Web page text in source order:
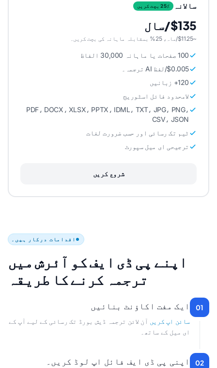
سالانہ 25٪ بچت کریں
$135/سال
~$11.25/ماہ، 25% بمقابلہ ماہانہ کی بچت کریں۔
100 صفحات یا ماہانہ 30,000 الفاظ
$0.005/لفظ AI ترجمہ۔
120+ زبانیں
لامحدود فائل اسٹوریج
PDF، DOCX، XLSX، PPTX، IDML، TXT، JPG، PNG،
CSV، JSON
ٹیم تک رسائی اور حسب ضرورت لغات
ترجیحی ای میل سپورٹ
شروع کریں
اقدامات درکار ہیں۔
اپنے پی ڈی ایف کو آئرش میں
ترجمہ کرنے کا طریقہ
01 ایک مفت اکاؤنٹ بنائیں
سائن اپ کریں آن لائن ترجمہ ڈیش بورڈ تک رسائی کے لیے آپ کے
ای میل کے ساتھ۔
02 اپنی پی ڈی ایف فائل اپ لوڈ کریں۔